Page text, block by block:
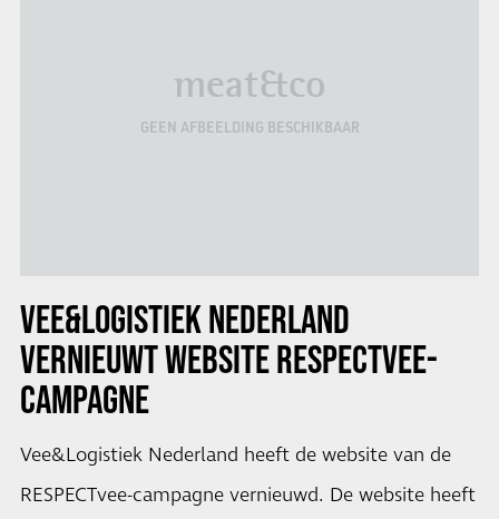
meat&co
GEEN AFBEELDING BESCHIKBAAR
VEE&LOGISTIEK NEDERLAND
VERNIEUWT WEBSITE RESPECTVEE-
CAMPAGNE
Vee&Logistiek Nederland heeft de website van de
RESPECTvee-campagne vernieuwd. De website heeft